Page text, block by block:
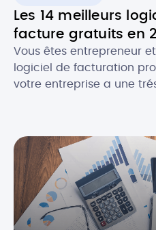
Les 14 meilleurs
facture gratuits en
Vous êtes entrepreneur
logiciel de facturation
votre entreprise a une
gratuit ET efficace ! Selon